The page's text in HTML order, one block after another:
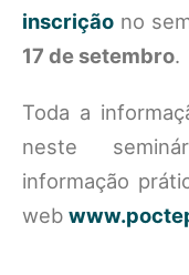
inscrição no
17 de setembro.
Toda a
neste
informação
web